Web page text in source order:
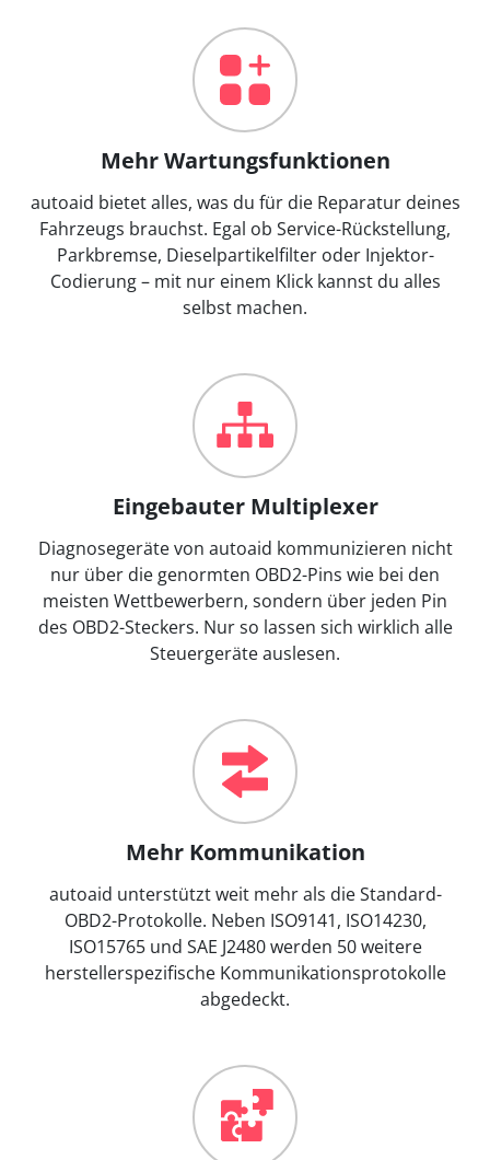
Mehr Wartungsfunktionen
autoaid bietet alles, was du für die Reparatur deines
Fahrzeugs brauchst. Egal ob Service-Rückstellung,
Parkbremse, Dieselpartikelfilter oder Injektor-
Codierung – mit nur einem Klick kannst du alles
selbst machen.
Eingebauter Multiplexer
Diagnosegeräte von autoaid kommunizieren nicht
nur über die genormten OBD2-Pins wie bei den
meisten Wettbewerbern, sondern über jeden Pin
des OBD2-Steckers. Nur so lassen sich wirklich alle
Steuergeräte auslesen.
Mehr Kommunikation
autoaid unterstützt weit mehr als die Standard-
OBD2-Protokolle. Neben ISO9141, ISO14230,
ISO15765 und SAE J2480 werden 50 weitere
herstellerspezifische Kommunikationsprotokolle
abgedeckt.